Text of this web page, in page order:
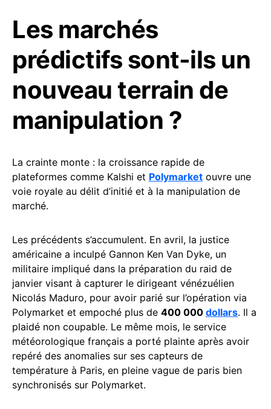
Les marchés
prédictifs sont-ils un
nouveau terrain de
manipulation ?
La crainte monte : la croissance rapide de
plateformes comme Kalshi et Polymarket ouvre une
voie royale au délit d’initié et à la manipulation de
marché.
Les précédents s’accumulent. En avril, la justice
américaine a inculpé Gannon Ken Van Dyke, un
militaire impliqué dans la préparation du raid de
janvier visant à capturer le dirigeant vénézuélien
Nicolás Maduro, pour avoir parié sur l’opération via
Polymarket et empoché plus de 400 000 dollars. Il a
plaidé non coupable. Le même mois, le service
météorologique français a porté plainte après avoir
repéré des anomalies sur ses capteurs de
température à Paris, en pleine vague de paris bien
synchronisés sur Polymarket.